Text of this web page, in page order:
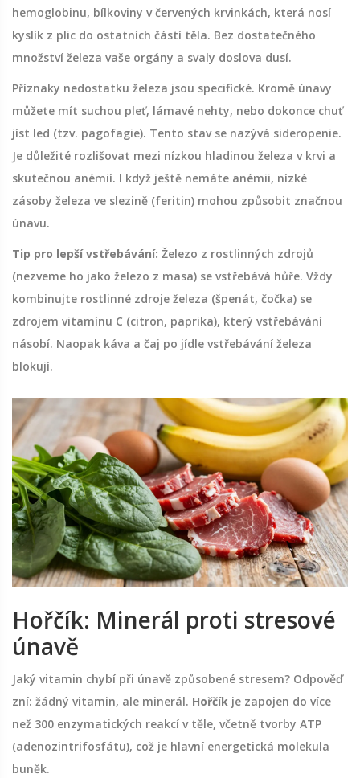
hemoglobinu, bílkoviny v červených krvinkách, která nosí
kyslík z plic do ostatních částí těla. Bez dostatečného
množství železa vaše orgány a svaly doslova dusí.
Příznaky nedostatku železa jsou specifické. Kromě únavy
můžete mít suchou pleť, lámavé nehty, nebo dokonce chuť
jíst led (tzv. pagofagie). Tento stav se nazývá sideropenie.
Je důležité rozlišovat mezi nízkou hladinou železa v krvi a
skutečnou anémií. I když ještě nemáte anémii, nízké
zásoby železa ve slezině (feritin) mohou způsobit značnou
únavu.
Tip pro lepší vstřebávání: Železo z rostlinných zdrojů
(nezveme ho jako železo z masa) se vstřebává hůře. Vždy
kombinujte rostlinné zdroje železa (špenát, čočka) se
zdrojem vitamínu C (citron, paprika), který vstřebávání
násobí. Naopak káva a čaj po jídle vstřebávání železa
blokují.
Hořčík: Minerál proti stresové
únavě
Jaký vitamin chybí při únavě způsobené stresem? Odpověď
zní: žádný vitamin, ale minerál. Hořčík je zapojen do více
než 300 enzymatických reakcí v těle, včetně tvorby ATP
(adenozintrifosfátu), což je hlavní energetická molekula
buněk.